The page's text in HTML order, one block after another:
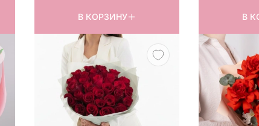
В КОРЗИНУ В